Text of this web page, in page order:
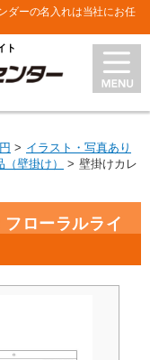
ダーの名入れは当社にお任
ト
イラスト・写真あり
壁掛け）
壁掛けカレ
ローラルライ